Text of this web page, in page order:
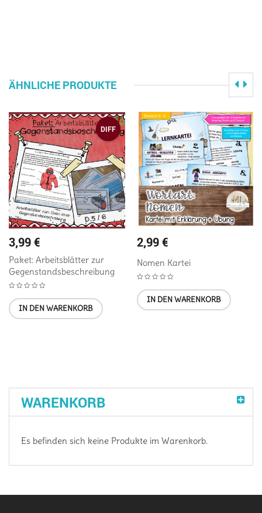
ÄHNLICHE PRODUKTE
DIFF
3,99€
Paket: Arbeitsblätter zur
Gegenstandsbeschreibung
IN DEN WARENKORB
2,99€
Nomen Kartei
IN DEN WARENKORB
WARENKORB
Es befinden sich keine Produkte im Warenkorb.